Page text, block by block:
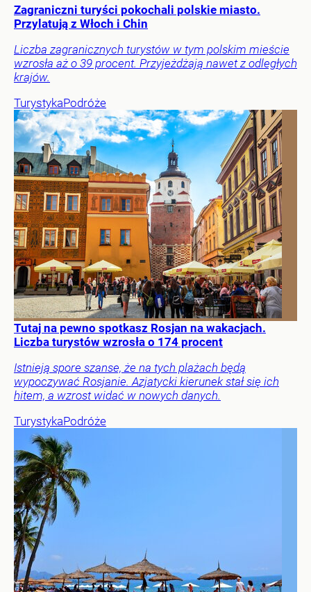
Zagraniczni turyści pokochali polskie miasto.
Przylatują z Włoch i Chin
Liczba zagranicznych turystów w tym polskim mieście
wzrosła aż o 39 procent. Przyjeżdżają nawet z odległych
krajów.
TurystykaPodróże
Tutaj na pewno spotkasz Rosjan na wakacjach.
Liczba turystów wzrosła o 174 procent
Istnieją spore szanse, że na tych plażach będą
wypoczywać Rosjanie. Azjatycki kierunek stał się ich
hitem, a wzrost widać w nowych danych.
TurystykaPodróże